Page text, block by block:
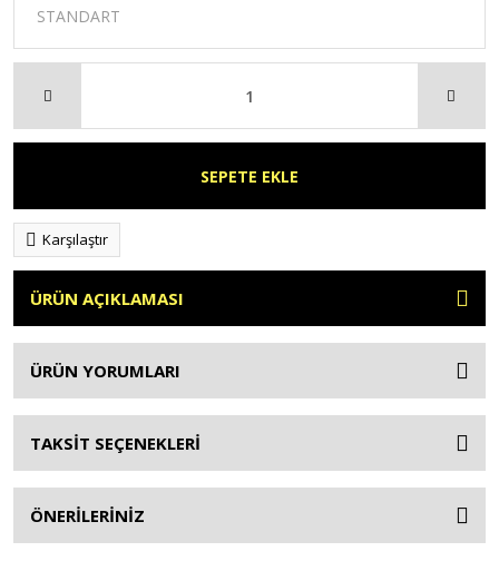
SEPETE EKLE
Karşılaştır
ÜRÜN AÇIKLAMASI
ÜRÜN YORUMLARI
TAKSİT SEÇENEKLERİ
ÖNERİLERİNİZ